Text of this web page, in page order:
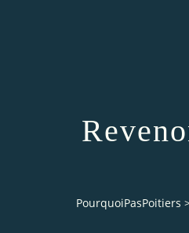
PourquoiPasPoitiers